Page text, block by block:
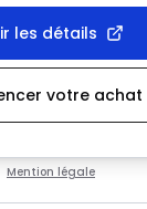
les détails
votre achat
Mention légale